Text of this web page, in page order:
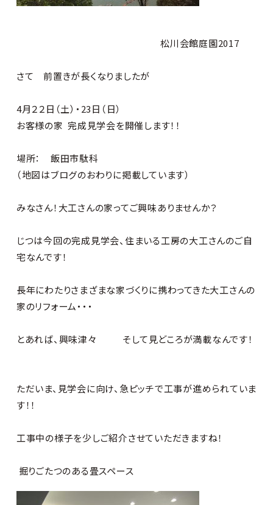
松川会館庭園2017
さて 前置きが長くなりましたが
4月２２日（土） ・ 23日（日）
お客様の家 完成見学会を開催します！！
場所： 飯田市駄科
（地図はブログのおわりに掲載しています）
みなさん！大工さんの家ってご興味ありませんか？
じつは今回の完成見学会、住まいる工房の大工さんのご自
宅なんです！
長年にわたりさまざまな家づくりに携わってきた大工さんの
家のリフォーム・・・
とあれば、興味津々 そして見どころが満載なんです！
ただいま、見学会に向け、急ピッチで工事が進められていま
す！！
工事中の様子を少しご紹介させていただきますね！
掘りごたつのある畳スペース